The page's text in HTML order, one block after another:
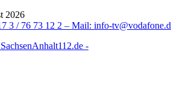
2026
3 / 76 73 12 2 – Mail: info-
SachsenAnhalt112.de -